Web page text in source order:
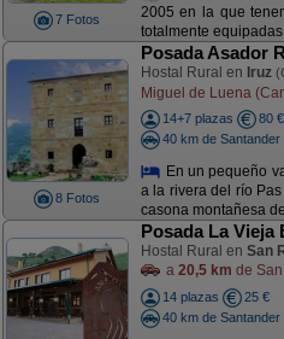
7 Fotos
2005 en la que
totalmente
8 Fotos
Posada Asador
Hostal Rural en Iruz
Miguel de Luena
14+7 plazas
80 €
40 km de Santander
En un pequeño
a la rivera del río
casona montañesa
Posada La Vieja
Hostal Rural en San
a 20,5 km de
14 plazas
25 €
40 km de Santander